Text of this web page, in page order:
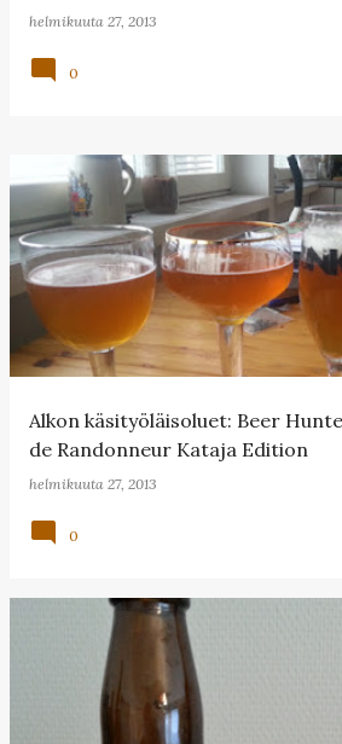
helmikuuta 27, 2013
0
Alkon käsityöläisoluet: Beer
de Randonneur Kataja Edition
helmikuuta 27, 2013
0